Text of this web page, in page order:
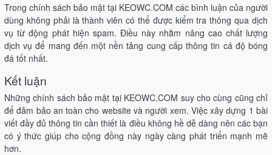
Trong chính sách bảo mật tại KEOWC.COM các bình luận của người
dùng không phải là thành viên có thể được kiểm tra thông qua dịch
vụ từ động phát hiện spam. Điều này nhằm nâng cao chất lượng
dịch vụ để mang đến một nền tảng cung cấp thông tin cá độ bóng
đá tốt nhất.
Kết luận
Những chính sách bảo mật tại KEOWC.COM suy cho cùng cũng chỉ
để đảm bảo an toàn cho website và người xem. Việc xây dựng 1 bài
viết đầy đủ thông tin cần thiết là điều không hề dễ dàng nên các bạn
có ý thức giúp cho cộng đồng này ngày càng phát triển mạnh mẽ
hơn.